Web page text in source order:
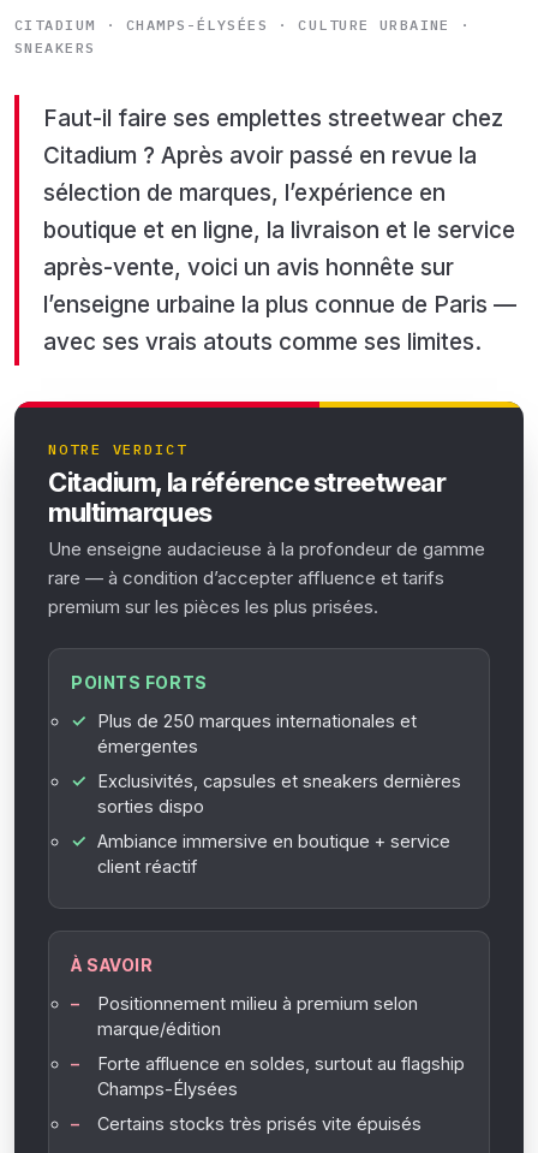
CITADIUM · CHAMPS-ÉLYSÉES · CULTURE URBAINE ·
SNEAKERS
Faut-il faire ses emplettes streetwear chez
Citadium ? Après avoir passé en revue la
sélection de marques, l’expérience en
boutique et en ligne, la livraison et le service
après-vente, voici un avis honnête sur
l’enseigne urbaine la plus connue de Paris —
avec ses vrais atouts comme ses limites.
NOTRE VERDICT
Citadium, la référence streetwear
multimarques
Une enseigne audacieuse à la profondeur de gamme
rare — à condition d’accepter affluence et tarifs
premium sur les pièces les plus prisées.
POINTS FORTS
Plus de 250 marques internationales et
émergentes
Exclusivités, capsules et sneakers dernières
sorties dispo
Ambiance immersive en boutique + service
client réactif
À SAVOIR
Positionnement milieu à premium selon
marque/édition
Forte affluence en soldes, surtout au flagship
Champs-Élysées
Certains stocks très prisés vite épuisés